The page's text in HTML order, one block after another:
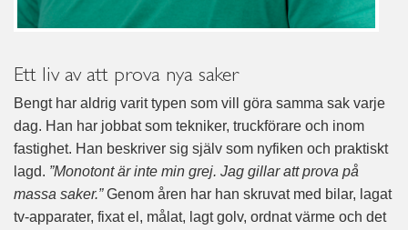
Ett liv av att prova nya saker
Bengt har aldrig varit typen som vill göra samma sak varje
dag. Han har jobbat som tekniker, truckförare och inom
fastighet. Han beskriver sig själv som nyfiken och praktiskt
lagd. ”Monotont är inte min grej. Jag gillar att prova på
massa saker.”Genom åren har han skruvat med bilar, lagat
tv-apparater, fixat el, målat, lagt golv, ordnat värme och det